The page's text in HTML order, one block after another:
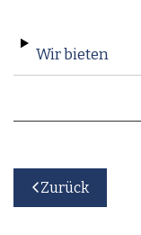
Wir bieten
Zurück